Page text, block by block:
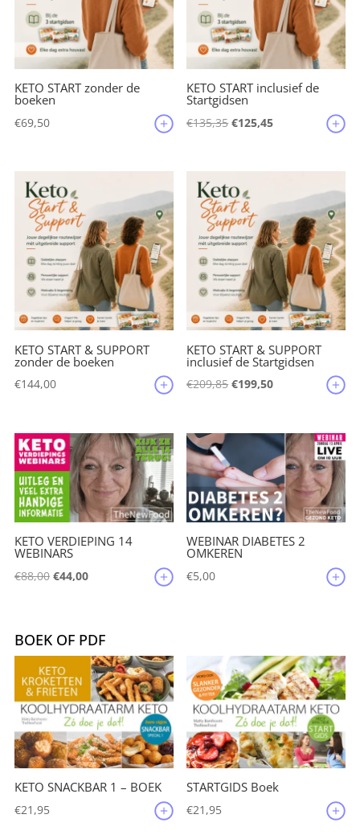
KETO START zonder de
boeken
€69,50
KETO START inclusief de
Startgidsen
€135,35Oorspronkelijke
€135,35.
€125,45Huidige
KETO START & SUPPORT
zonder de boeken
€144,00
KETO START & SUPPORT
inclusief de Startgidsen
€209,85Oorspronkelijke
€209,85.
€199,50Huidige
€199,50.
KETO VERDIEPING 14
WEBINARS
€88,00 Oorspronkelijke
€88,00.
€44,00Huidige
€44,00.
WEBINAR DIABETES 2
OMKEREN
€5,00
BOEK OF PDF
KETO SNACKBAR 1 – BOEK
€21,95
STARTGIDS Boek
€21,95